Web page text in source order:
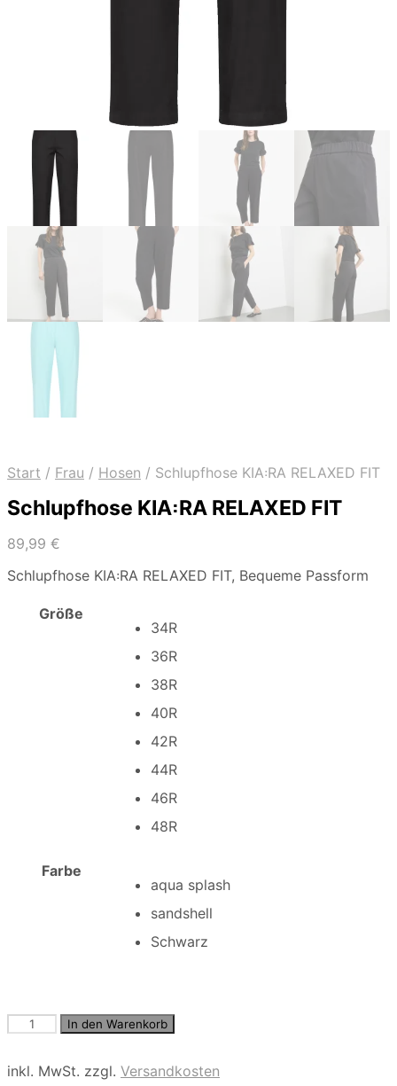
Start / Frau / Hosen / Schlupfhose KIA꞉RA RELAXED FIT
Schlupfhose KIA꞉RA RELAXED FIT
89,99 €
Schlupfhose KIA꞉RA RELAXED FIT, Bequeme Passform
Größe
34R
36R
38R
40R
42R
44R
46R
48R
Farbe
aqua splash
sandshell
Schwarz
Schlupfhose
FIT
In den Warenkorb
inkl. MwSt. zzgl. Versandkosten